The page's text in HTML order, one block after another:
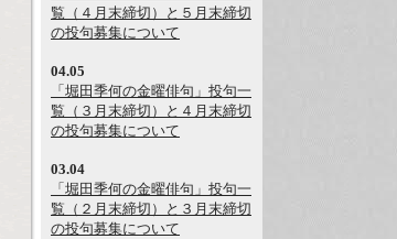
覧（４月末締切）と５月末締切
の投句募集について
04.05
「堀田季何の金曜俳句」投句一
覧（３月末締切）と４月末締切
の投句募集について
03.04
「堀田季何の金曜俳句」投句一
覧（２月末締切）と３月末締切
の投句募集について